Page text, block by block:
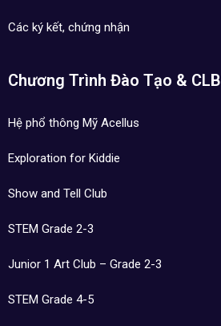
Các ký kết, chứng nhận
Chương Trình Đào Tạo & CLB
Hệ phổ thông Mỹ Acellus
Exploration for Kiddie
Show and Tell Club
STEM Grade 2-3
Junior 1 Art Club – Grade 2-3
STEM Grade 4-5